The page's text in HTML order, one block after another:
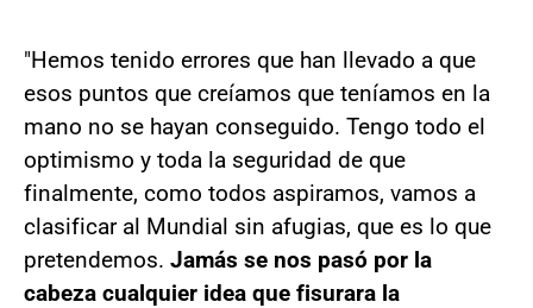
"Hemos tenido errores que han llevado a que
esos puntos que creíamos que teníamos en la
mano no se hayan conseguido. Tengo todo el
optimismo y toda la seguridad de que
finalmente, como todos aspiramos, vamos a
clasificar al Mundial sin afugias, que es lo que
pretendemos. Jamás se nos pasó por la
cabeza cualquier idea que fisurara la